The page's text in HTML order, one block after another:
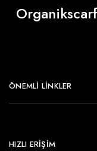
ÖNEMLI LINKLER
HIZLI ERİŞİM